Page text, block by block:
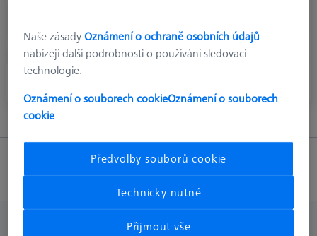
Naše zásadyOznámení o ochraně osobních údajů
nabízejí další podrobnosti o používání sledovací
technologie.
Oznámení o souborech cookieOznámení o souborech
cookie
Předvolby souborů cookie
Technicky nutné
Přijmout vše